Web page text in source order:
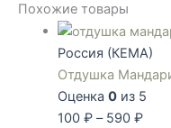
Похожие товары
Россия (КЕМА)
Отдушка
Оценка 0из 5
100 ₽ – 590 ₽